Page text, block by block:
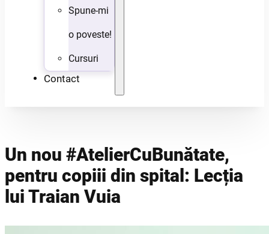
Spune-mi
o poveste!
Cursuri
Contact
Un nou #AtelierCuBunătate,
pentru copiii din spital: Lecția
lui Traian Vuia